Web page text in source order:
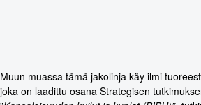
Muun muassa tämä jakolinja käy ilmi
joka on laadittu osana Strategisen